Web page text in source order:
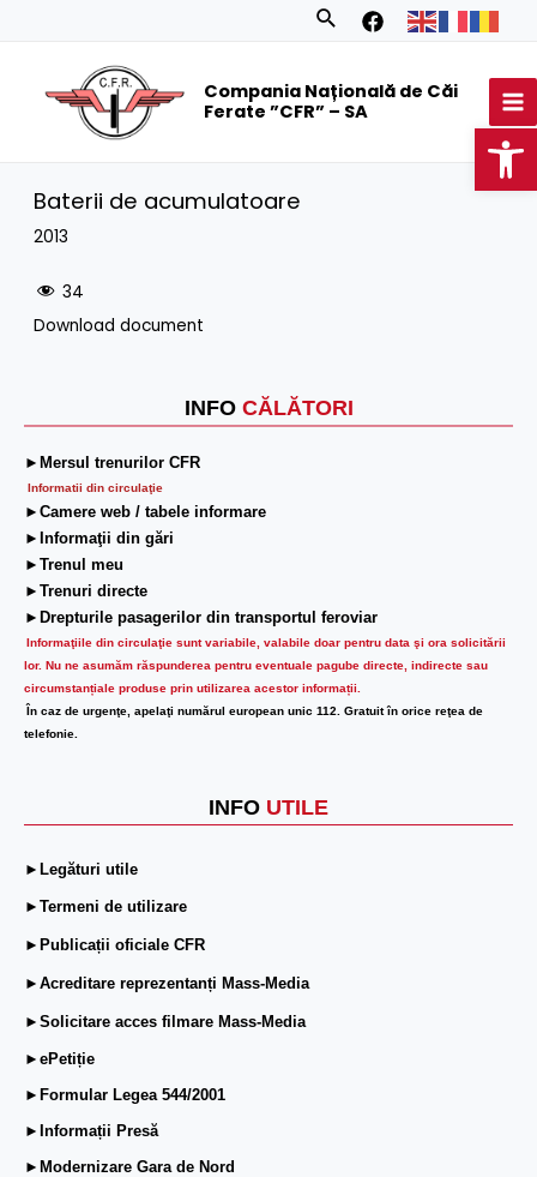
Search
Compania Națională de Căi
Ferate ”CFR” – SA
INFO CĂLĂTORI
►Mersul trenurilor CFR
Informatii din circulaţie
►Camere web / tabele informare
►Informaţii din gări
►Trenul meu
►Trenuri directe
►Drepturile pasagerilor din transportul feroviar
Informaţiile din circulaţie sunt variabile, valabile doar pentru data şi ora solicitării
lor. Nu ne asumăm răspunderea pentru eventuale pagube directe, indirecte sau
circumstanțiale produse prin utilizarea acestor informații.
În caz de urgenţe, apelaţi numărul european unic 112. Gratuit în orice reţea de
telefonie.
INFO UTILE
►Legături utile
►Termeni de utilizare
►Publicații oficiale CFR
►Acreditare reprezentanți Mass-Media
►Solicitare acces filmare Mass-Media
►ePetiție
►Formular Legea 544/2001
►Informații Presă
►Modernizare Gara de Nord
Baterii de acumulatoare
2013
34
Download document